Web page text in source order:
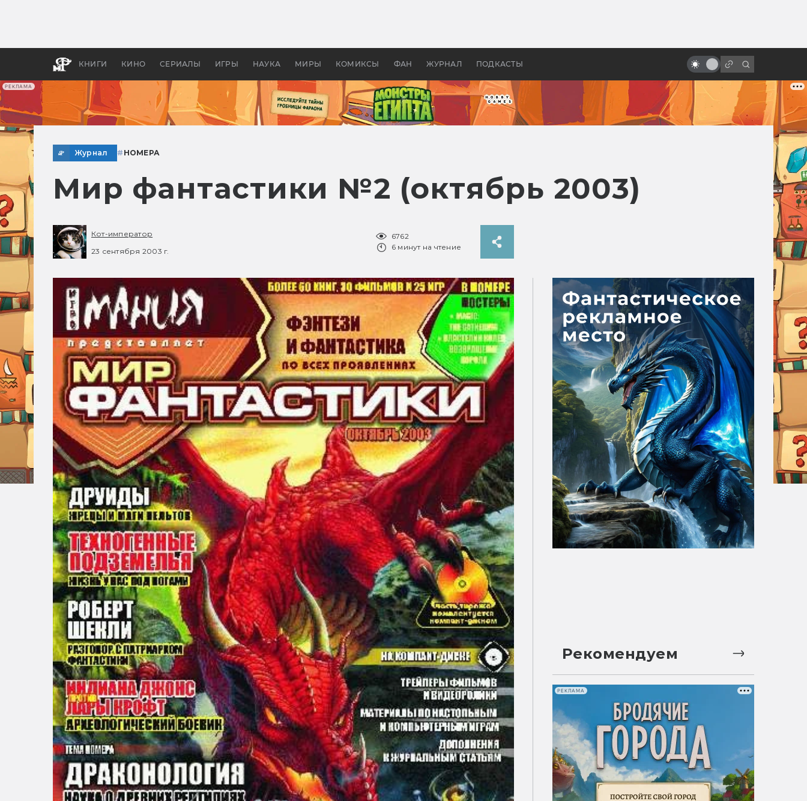
РЕКЛАМА
КНИГИ КИНО СЕРИАЛЫ ИГРЫ НАУКА МИРЫ КОМИКСЫ ФАН ЖУРНАЛ ПОДКАСТЫ
апокалипсис, в России —
бы «Властелина колец»
из Европы, которых вы,
возможно, не видели
Журнал # НОМЕРА
Мир фантастики №2 (октябрь 2003)
Кот-император
23 сентября 2003 г.
6762
6 минут на чтение
Рекомендуем
РЕКЛАМА